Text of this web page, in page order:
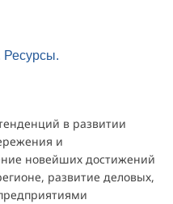
Ресурсы.
в развитии
и
новейших достижений
развитие деловых,